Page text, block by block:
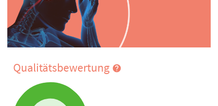
Qualitätsbewertung